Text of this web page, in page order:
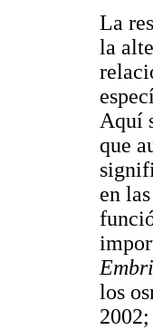
La
la
Aquí
que
en
los